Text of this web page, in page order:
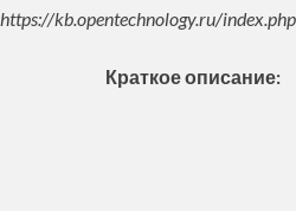
https://kb.opentechnology.ru/
Краткое описание: